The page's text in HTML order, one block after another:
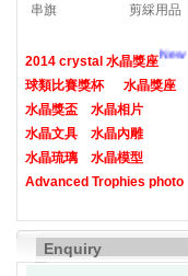
串旗
剪綵用品
2014 crystal 水晶獎座 New
球類比賽獎杯
水晶獎座
水晶獎盃
水晶相片
水晶文具
水晶內雕
水晶琉璃
水晶模型
Advanced Trophies photo
Enquiry